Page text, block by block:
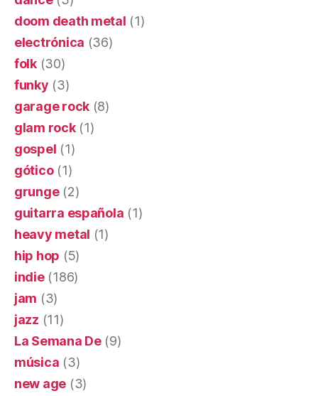
doom death metal (1)
electrónica (36)
folk(30)
funky (3)
garage rock (8)
glam rock(1)
gospel (1)
gótico(1)
grunge(2)
guitarra española (1)
heavy metal (1)
hip hop (5)
indie(186)
jam (3)
jazz (11)
La Semana De(9)
música (3)
new age (3)